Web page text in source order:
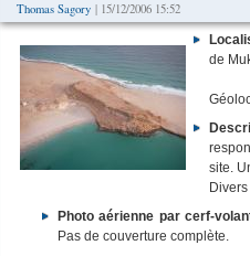
Thomas Sagory | 15/12/2006 15:52
de
site.
Photo aérienne par cerf-
Pas de couverture complète.